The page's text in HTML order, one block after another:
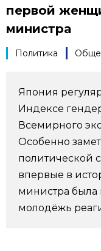
Фото/Видео
Разделы
Люди
Блог
Политика
Экономика
Популярные
Японский язык
Японский
Семья
первой
министра
Политика
Япония
Индексе
Всемирного
Особенно
политической
впервые в
министра была
молодёжь